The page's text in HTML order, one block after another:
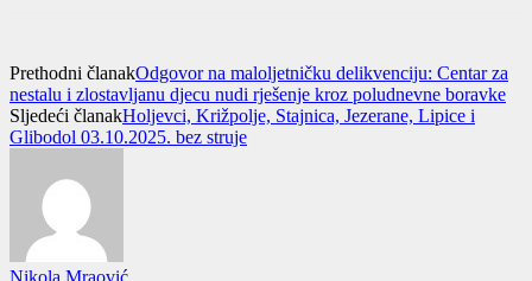
Prethodni članakOdgovor na maloljetničku delikvenciju: Centar za
nestalu i zlostavljanu djecu nudi rješenje kroz poludnevne boravke
Sljedeći članakHoljevci, Križpolje, Stajnica, Jezerane, Lipice i
Glibodol 03.10.2025. bez struje